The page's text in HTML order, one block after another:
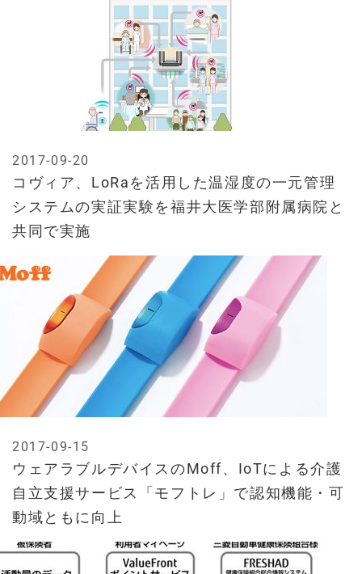
コヴィア、LoRaを活用した温湿度の一元管理
システムの実証実験を福井大医学部附属病院と
共同で実施
2017-09-20
ウェアラブルデバイスのMoff、IoTによる介護
自立支援サービス「モフトレ」で認知機能・可
動域ともに向上
2017-09-15